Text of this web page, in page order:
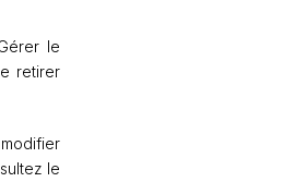
le
retirer
le